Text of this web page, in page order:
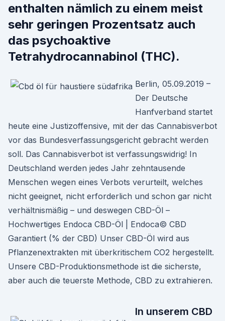
enthalten nämlich zu einem meist
sehr geringen Prozentsatz auch
das psychoaktive
Tetrahydrocannabinol (THC).
Berlin, 05.09.2019 –
Der Deutsche
Hanfverband startet
heute eine Justizoffensive, mit der das Cannabisverbot
vor das Bundesverfassungsgericht gebracht werden
soll. Das Cannabisverbot ist verfassungswidrig! In
Deutschland werden jedes Jahr zehntausende
Menschen wegen eines Verbots verurteilt, welches
nicht geeignet, nicht erforderlich und schon gar nicht
verhältnismäßig – und deswegen CBD-Öl –
Hochwertiges Endoca CBD-Öl | Endoca© CBD
Garantiert (% der CBD) Unser CBD-Öl wird aus
Pflanzenextrakten mit überkritischem CO2 hergestellt.
Unsere CBD-Produktionsmethode ist die sicherste,
aber auch die teuerste Methode, CBD zu extrahieren.
In unserem CBD